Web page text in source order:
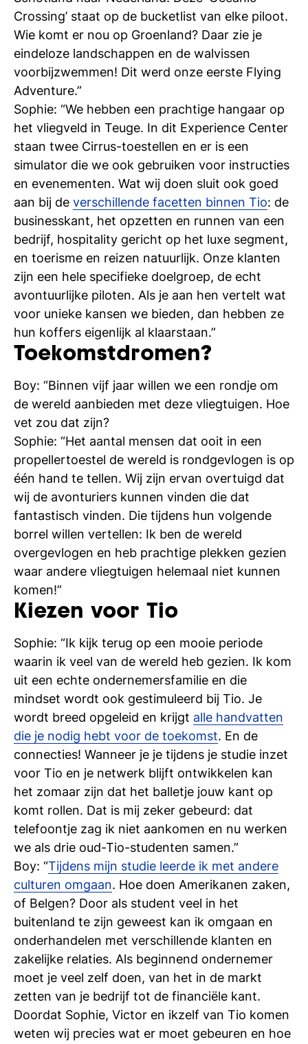
Crossing’ staat op de bucketlist van elke piloot.
Wie komt er nou op Groenland? Daar zie je
eindeloze landschappen en de walvissen
voorbijzwemmen! Dit werd onze eerste Flying
Adventure.”
Sophie: “We hebben een prachtige hangaar op
het vliegveld in Teuge. In dit Experience Center
staan twee Cirrus-toestellen en er is een
simulator die we ook gebruiken voor instructies
en evenementen. Wat wij doen sluit ook goed
aan bij de verschillende facetten binnen Tio: de
businesskant, het opzetten en runnen van een
bedrijf, hospitality gericht op het luxe segment,
en toerisme en reizen natuurlijk. Onze klanten
zijn een hele specifieke doelgroep, de echt
avontuurlijke piloten. Als je aan hen vertelt wat
voor unieke kansen we bieden, dan hebben ze
hun koffers eigenlijk al klaarstaan.”
Toekomstdromen?
Boy: “Binnen vijf jaar willen we een rondje om
de wereld aanbieden met deze vliegtuigen. Hoe
vet zou dat zijn?
Sophie: “Het aantal mensen dat ooit in een
propellertoestel de wereld is rondgevlogen is op
één hand te tellen. Wij zijn ervan overtuigd dat
wij de avonturiers kunnen vinden die dat
fantastisch vinden. Die tijdens hun volgende
borrel willen vertellen: Ik ben de wereld
overgevlogen en heb prachtige plekken gezien
waar andere vliegtuigen helemaal niet kunnen
komen!”
Kiezen voor Tio
Sophie: “Ik kijk terug op een mooie periode
waarin ik veel van de wereld heb gezien. Ik kom
uit een echte ondernemersfamilie en die
mindset wordt ook gestimuleerd bij Tio. Je
wordt breed opgeleid en krijgt alle handvatten
die je nodig hebt voor de toekomst. En de
connecties! Wanneer je je tijdens je studie inzet
voor Tio en je netwerk blijft ontwikkelen kan
het zomaar zijn dat het balletje jouw kant op
komt rollen. Dat is mij zeker gebeurd: dat
telefoontje zag ik niet aankomen en nu werken
we als drie oud-Tio-studenten samen.”
Boy: “Tijdens mijn studie leerde ik met andere
culturen omgaan. Hoe doen Amerikanen zaken,
of Belgen? Door als student veel in het
buitenland te zijn geweest kan ik omgaan en
onderhandelen met verschillende klanten en
zakelijke relaties. Als beginnend ondernemer
moet je veel zelf doen, van het in de markt
zetten van je bedrijf tot de financiële kant.
Doordat Sophie, Victor en ikzelf van Tio komen
weten wij precies wat er moet gebeuren en hoe